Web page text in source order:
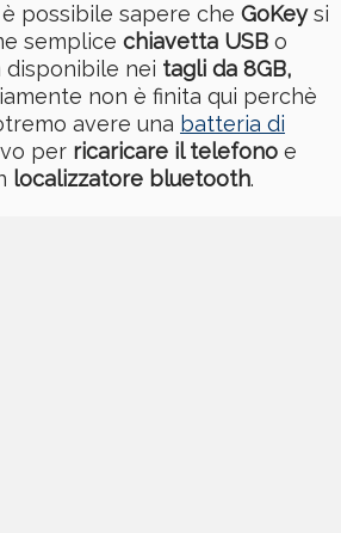
possibile sapere che GoKeysi
semplice chiavetta USB o
disponibile nei tagli da 8GB,
non è finita qui perchè
avere una batteria di
per ricaricare il telefono e
localizzatore bluetooth.